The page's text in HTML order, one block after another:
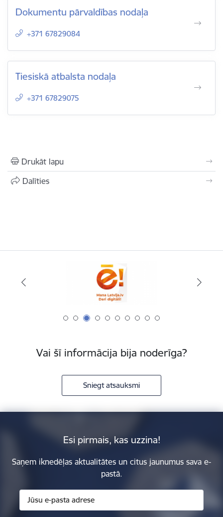
Dokumentu pārvaldības nodaļa
+371 67829084
Tiesiskā atbalsta nodaļa
+371 67829075
Drukāt lapu
Dalīties
Vai šī informācija bija noderīga?
Sniegt atsauksmi
Esi pirmais, kas uzzina!
Saņem iknedēļas aktualitātes un citus jaunumus sava e-
pastā.